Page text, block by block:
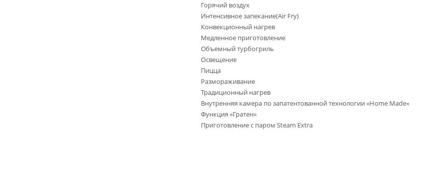
Горячий воздух
Интенсивное запекание(Air Fry)
Конвекционный нагрев
Медленное приготовление
Объемный турбогриль
Освещение
Пицца
Размораживание
Традиционный нагрев
Внутренняя камера по запатентованной технологии «Home Made»
Функция «Гратен»
Приготовление с паром Steam Extra